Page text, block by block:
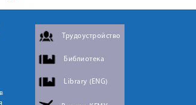
Трудоустройство
Библиотека
Library (ENG)